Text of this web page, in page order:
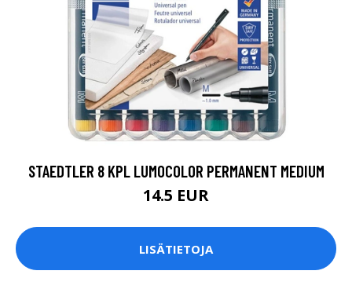
STAEDTLER 8 KPL LUMOCOLOR PERMANENT MEDIUM
14.5 EUR
LISÄTIETOJA